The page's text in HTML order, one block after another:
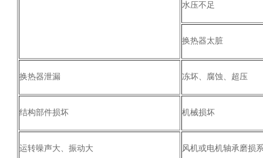
水压不足
换热器太脏
换热器泄漏 冻坏、腐蚀、超压
结构部件损坏 机械损坏
运转噪声大、振动大 风机或电机轴承磨损